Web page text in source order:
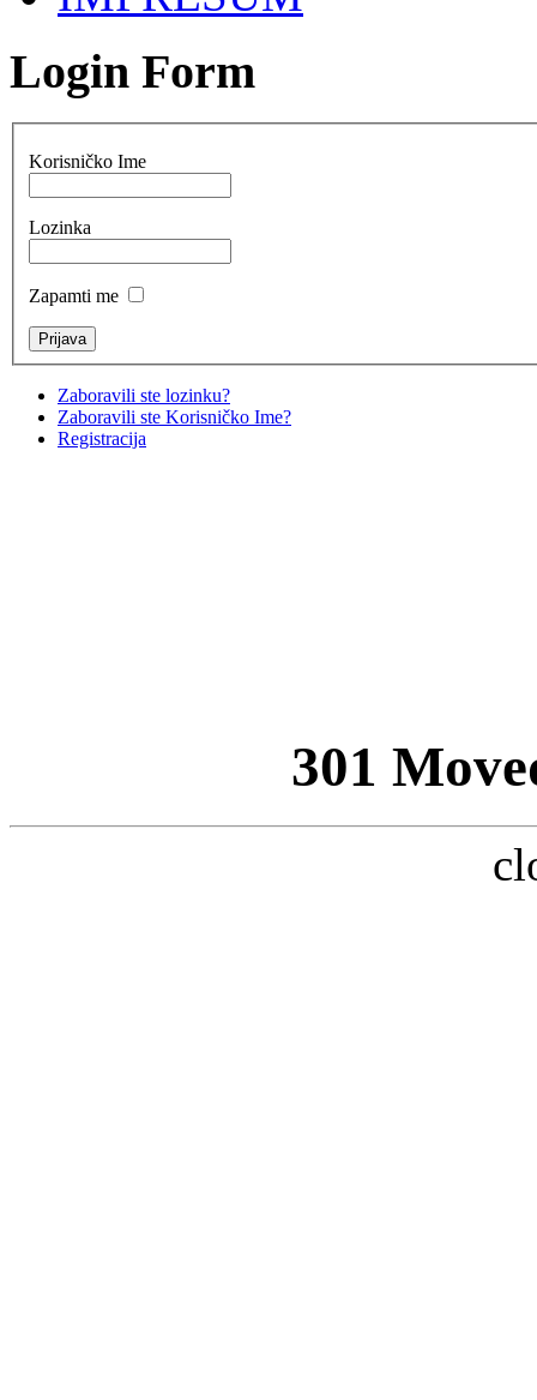
Login Form
Korisničko Ime
Lozinka
Zapamti me
Zaboravili ste lozinku?
Zaboravili ste Korisničko Ime?
Registracija
301